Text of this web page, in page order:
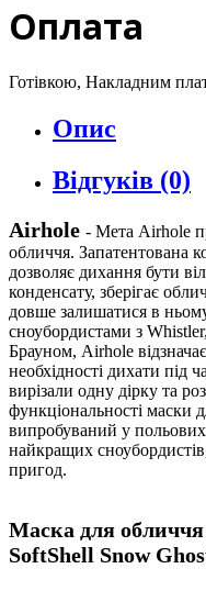
Оплата
Готівкою, Накладним
Опис
Відгуків (0)
Airhole - Мета Airhole
обличчя. Запатентована
дозволяє дихання бути
конденсату, зберігає
довше залишатися в
сноубордистами з
Брауном, Airhole
необхідності дихати під
вирізали одну дірку та
функціональності маски
випробуваний у
найкращих
пригод.
Маска для
SoftShell Snow